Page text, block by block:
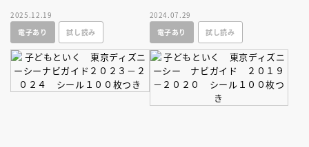
イドブック最新刊。紙ＭＡＰと
シール付き！
2025.12.19
電子あり
試し読み
イドブック最新刊！ 可愛いシ
ールつき
2024.07.29
電子あり
試し読み